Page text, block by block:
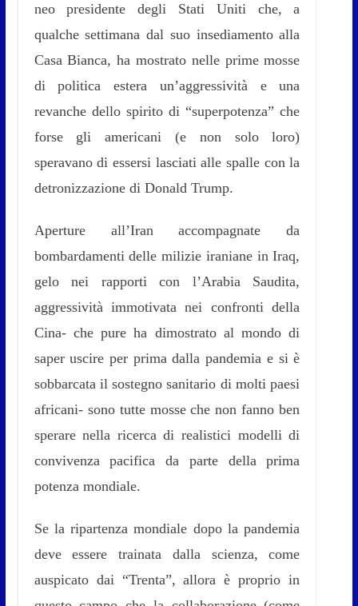
neo presidente degli Stati Uniti che, a
qualche settimana dal suo insediamento alla
Casa Bianca, ha mostrato nelle prime mosse
di politica estera un’aggressività e una
revanche dello spirito di “superpotenza” che
forse gli americani (e non solo loro)
speravano di essersi lasciati alle spalle con la
detronizzazione di Donald Trump.
Aperture all’Iran accompagnate da
bombardamenti delle milizie iraniane in Iraq,
gelo nei rapporti con l’Arabia Saudita,
aggressività immotivata nei confronti della
Cina- che pure ha dimostrato al mondo di
saper uscire per prima dalla pandemia e si è
sobbarcata il sostegno sanitario di molti paesi
africani- sono tutte mosse che non fanno ben
sperare nella ricerca di realistici modelli di
convivenza pacifica da parte della prima
potenza mondiale.
Se la ripartenza mondiale dopo la pandemia
deve essere trainata dalla scienza, come
auspicato dai “Trenta”, allora è proprio in